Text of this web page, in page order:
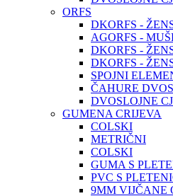
ORFS
DKORFS -
AGORFS -
DKORFS -
DKORFS -
SPOJNI
ČAHURE
DVOSLOJNE
GUMENA CRIJEVA
COLSKI
METRIČNI
COLSKI
GUMA S
PVC S
9MM VIJČANE